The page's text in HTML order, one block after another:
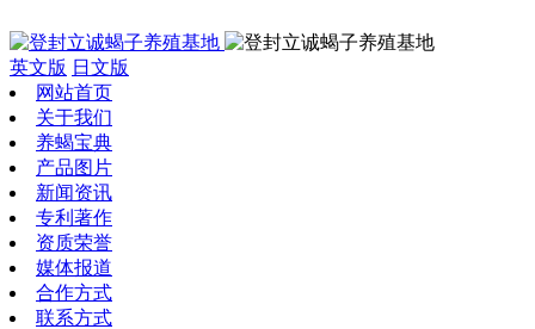
英文版 日文版
网站首页
关于我们
养蝎宝典
产品图片
新闻资讯
专利著作
资质荣誉
媒体报道
合作方式
联系方式